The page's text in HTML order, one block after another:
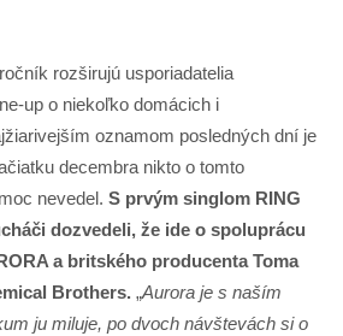
rozširujú usporiadatelia
up o niekoľko domácich i
oznamom posledných dní je
decembra nikto o tomto
nevedel.S prvým singlom RING
dozvedeli, že ide o spoluprácu
a britského producenta Toma
Brothers. „Aurora je s naším
ju miluje, po dvoch návštevách si o